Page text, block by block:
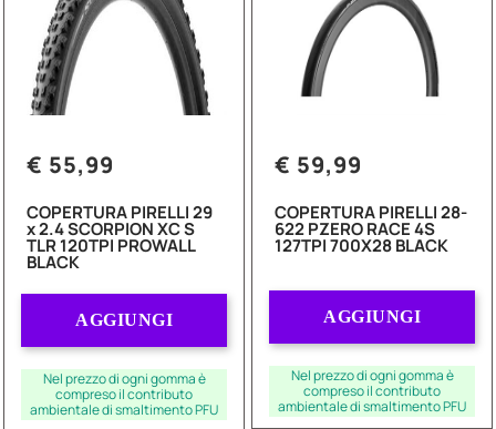
€ 55,99
COPERTURA PIRELLI 29
x 2.4 SCORPION XC S
TLR 120TPI PROWALL
BLACK
AGGIUNGI
Nel prezzo di ogni gomma è
compreso il contributo
ambientale di smaltimento PFU
€ 59,99
COPERTURA PIRELLI 28-
622 PZERO RACE 4S
127TPI 700X28 BLACK
AGGIUNGI
Nel prezzo di ogni gomma è
compreso il contributo
ambientale di smaltimento PFU